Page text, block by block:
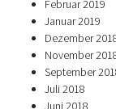
Februar 2019
Januar 2019
Dezember
November
September
Juli 2018